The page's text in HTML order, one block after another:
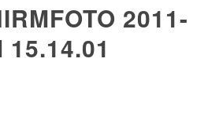
2011-
15.14.01